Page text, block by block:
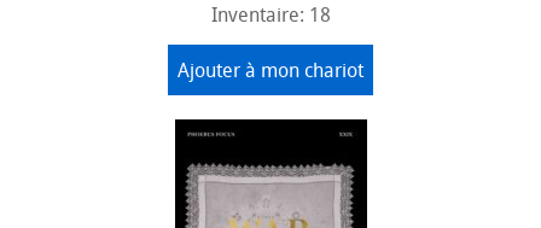
Inventaire: 18
Ajouter à mon chariot